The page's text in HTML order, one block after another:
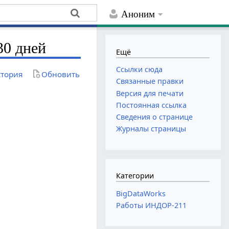
Аноним
дней
Обновить
Ещё
Ссылки сюда
Связанные правки
Версия для печати
Постоянная ссылка
Сведения о странице
Журналы страницы
Категории
BigDataWorks
Работы ИНДОР-211